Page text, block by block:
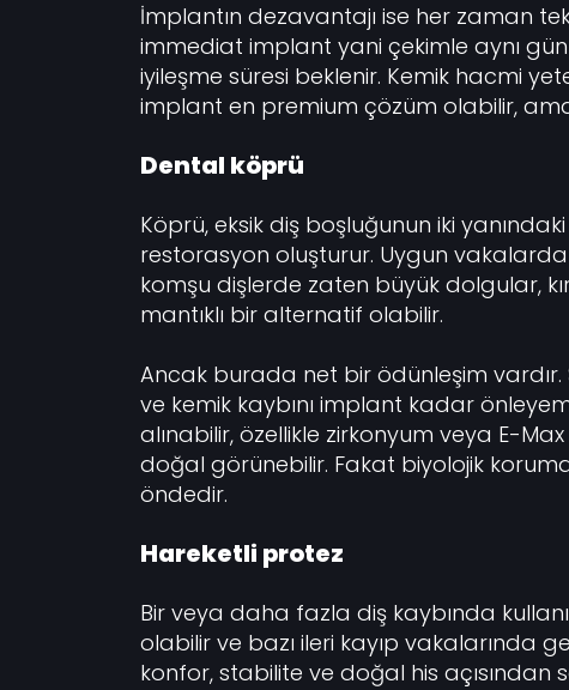
İmplantın dezavantajı ise her zaman
immediat implant yani çekimle aynı
iyileşme süresi beklenir. Kemik hacmi
implant en premium çözüm olabilir,
Dental köprü
Köprü, eksik diş boşluğunun iki
restorasyon oluşturur. Uygun vakalarda
komşu dişlerde zaten büyük dolgular,
mantıklı bir alternatif olabilir.
Ancak burada net bir ödünleşim vardır.
ve kemik kaybını implant kadar
alınabilir, özellikle zirkonyum veya E-
doğal görünebilir. Fakat biyolojik
öndedir.
Hareketli protez
Bir veya daha fazla diş kaybında
olabilir ve bazı ileri kayıp vakalarında
konfor, stabilite ve doğal his açısından